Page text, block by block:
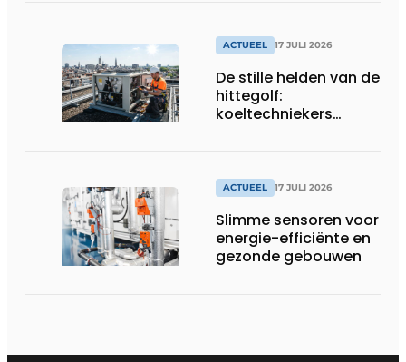
ACTUEEL 17 JULI 2026
De stille helden van de
hittegolf:
koeltechniekers
productiebedrijven
ACTUEEL 17 JULI 2026
Slimme sensoren voor
energie-efficiënte en
gezonde gebouwen